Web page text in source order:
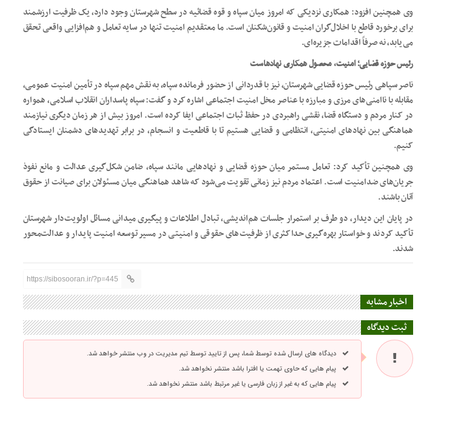
وی همچنین افزود: همکاری نزدیکی که امروز میان سپاه و قوه قضائیه در سطح شهرستان وجود دارد، یک ظرفیت ارزشمند
برای برخورد قاطع با اخلال‌گران امنیت و قانون‌شکنان است. ما معتقدیم امنیت تنها در سایه تعامل و هم‌افزایی واقعی تحقق
می‌یابد، نه صرفاً اقدامات جزیره‌ای.
رئیس حوزه قضایی؛ امنیت، محصول همکاری نهادهاست
ناصر سپاهی رئیس حوزه قضایی شهرستان، نیز با قدردانی از حضور فرمانده سپاه، به نقش مهم سپاه در تأمین امنیت عمومی،
مقابله با ناامنی‌های مرزی و مبارزه با عناصر مخل امنیت اجتماعی اشاره کرد و گفت: سپاه پاسداران انقلاب اسلامی، همواره
در کنار مردم و دستگاه قضا، نقشی راهبردی در حفظ ثبات اجتماعی ایفا کرده است. امروز بیش از هر زمان دیگری نیازمند
هماهنگی بین نهادهای امنیتی، انتظامی و قضایی هستیم تا با قاطعیت و انسجام، در برابر تهدیدهای دشمنان ایستادگی
کنیم.
وی همچنین تأکید کرد: تعامل مستمر میان حوزه قضایی و نهادهایی مانند سپاه، ضامن شکل‌گیری عدالت و مانع نفوذ
جریان‌های ضدامنیت است. اعتماد مردم نیز زمانی تقویت می‌شود که شاهد هماهنگی میان مسئولان برای صیانت از حقوق
آنان باشند.
در پایان این دیدار، دو طرف بر استمرار جلسات هم‌اندیشی، تبادل اطلاعات و پیگیری میدانی مسائل اولویت‌دار شهرستان
تأکید کردند و خواستار بهره‌گیری حداکثری از ظرفیت‌های حقوقی و امنیتی در مسیر توسعه امنیت پایدار و عدالت‌محور
شدند.
https://sibosooran.ir/?p=445
اخبار مشابه
ثبت دیدگاه
دیدگاه های ارسال شده توسط شما، پس از تایید توسط تیم مدیریت در وب منتشر خواهد شد.
پیام هایی که حاوی تهمت یا افترا باشد منتشر نخواهد شد.
پیام هایی که به غیر از زبان فارسی یا غیر مرتبط باشد منتشر نخواهد شد.